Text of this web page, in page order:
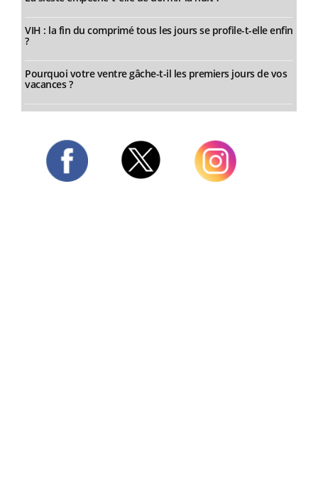
VIH : la fin du comprimé tous les jours se profile-t-elle enfin
?
Pourquoi votre ventre gâche-t-il les premiers jours de vos
vacances ?